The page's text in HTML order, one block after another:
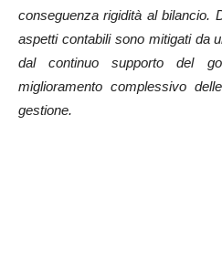
conseguenza rigidità al bilancio.
aspetti contabili sono mitigati da
dal continuo supporto del
miglioramento complessivo
gestione.